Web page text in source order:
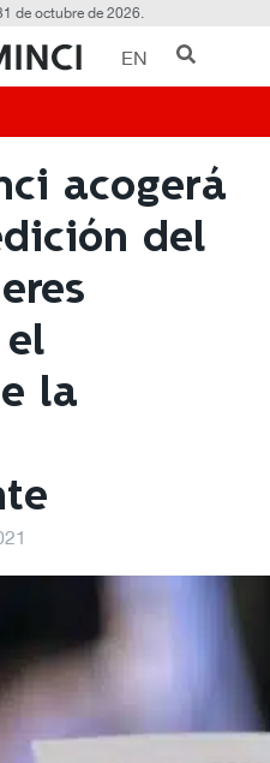
de octubre de 2026.
EN
acogerá
del
el
la